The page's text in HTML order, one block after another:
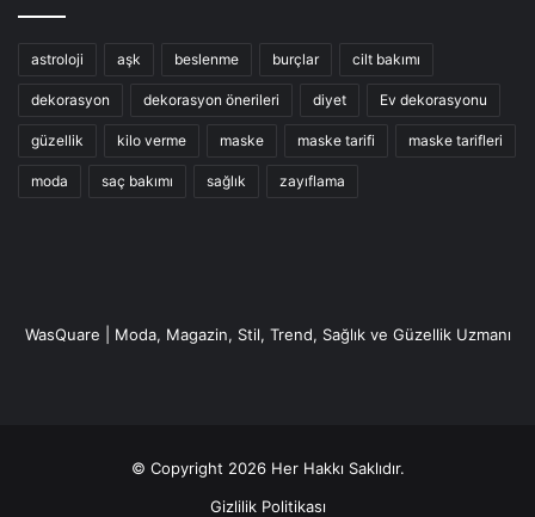
astroloji aşk beslenme burçlar cilt bakımı
dekorasyon dekorasyon önerileri diyet Ev dekorasyonu
güzellik kilo verme maske maske tarifi maske tarifleri
moda saç bakımı sağlık zayıflama
WasQuare | Moda, Magazin, Stil, Trend, Sağlık ve Güzellik Uzmanı
© Copyright 2026 Her Hakkı Saklıdır.
Gizlilik Politikası